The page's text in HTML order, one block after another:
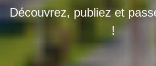
Découvrez, publiez et
!